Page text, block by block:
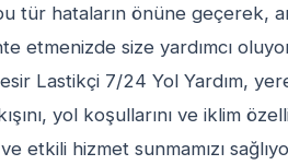
tür hataların önüne geçerek,
etmenizde size yardımcı
Lastikçi 7/24 Yol Yardım,
yol koşullarını ve iklim
etkili hizmet sunmamızı